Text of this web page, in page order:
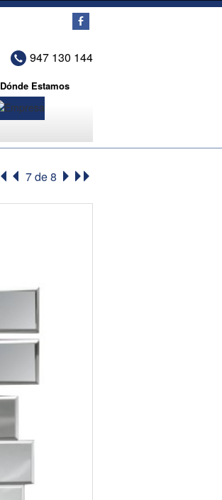
b
947 130 144
Dónde Estamos
7 de 8